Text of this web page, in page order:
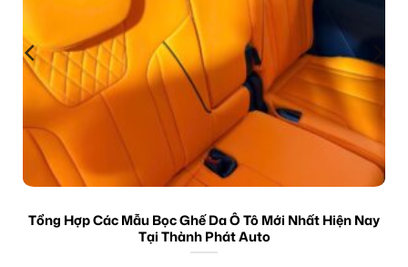
Tổng Hợp Các Mẫu Bọc Ghế Da Ô Tô Mới Nhất Hiện Nay
Tại Thành Phát Auto